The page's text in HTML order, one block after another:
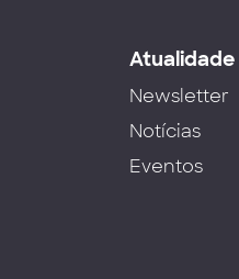
Atualidade
Newsletter
Notícias
Eventos